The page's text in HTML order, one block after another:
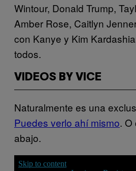
Wintour, Donald Trump,
Amber Rose, Caitlyn
con Kanye y Kim
todos.
VIDEOS BY VICE
Naturalmente es una
Puedes verlo ahí mismo. O
abajo.